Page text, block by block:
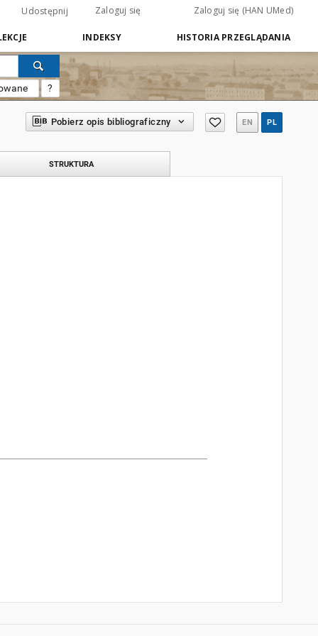
Udostępnij Zaloguj się Zaloguj się (HAN UMed)
INDEKSY HISTORIA PRZEGLĄDANIA
?
Pobierz opis bibliograficzny EN PL
STRUKTURA